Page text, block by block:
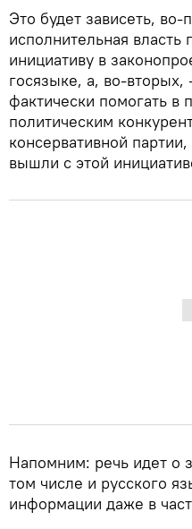
Это будет зависеть,
исполнительная
инициативу в
госязыке, а, во-вторых,
фактически помогать в
политическим
консервативной
вышли с этой
Напомним: речь идет о
том числе и русского
информации даже в